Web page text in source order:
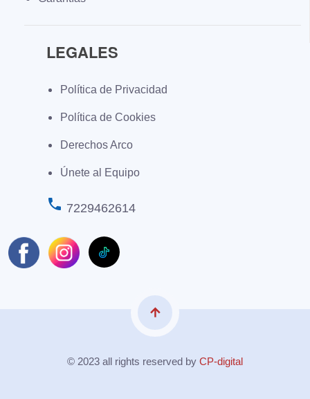
LEGALES
Política de Privacidad
Política de Cookies
Derechos Arco
Únete al Equipo
phone 7229462614
© 2023 all rights reserved by CP-digital
arrow_upward